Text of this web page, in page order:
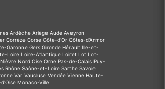
Ardèche Ariège Aude Aveyron
Corrèze Corse Côte-d'Or Côtes-d'Armor
Garonne Gers Gironde Hérault Ille-et-
Loire Loire-Atlantique Loiret Lot Lot-
Nièvre Nord Oise Orne Pas-de-Calais Puy-
Rhône Saône-et-Loire Sarthe Savoie
Var Vaucluse Vendée Vienne Haute-
Monaco-Ville